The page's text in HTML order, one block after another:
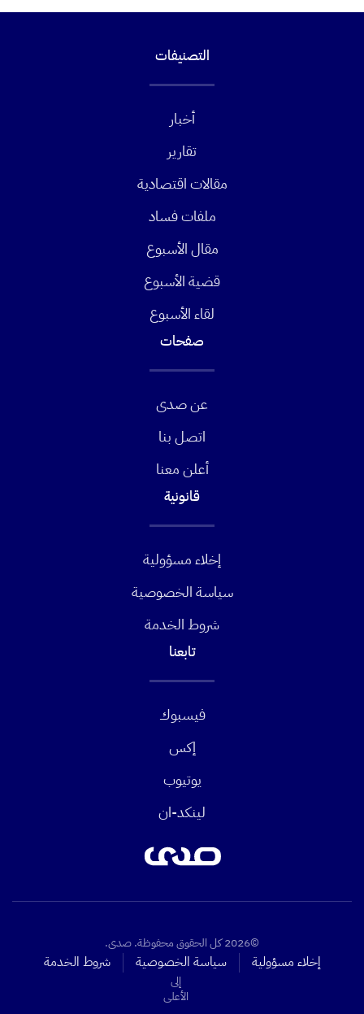
التصنيفات
أخبار
تقارير
مقالات اقتصادية
ملفات فساد
مقال الأسبوع
قضية الأسبوع
لقاء الأسبوع
صفحات
عن صدى
اتصل بنا
أعلن معنا
قانونية
إخلاء مسؤولية
سياسة الخصوصية
شروط الخدمة
تابعنا
فيسبوك
إكس
يوتيوب
لينكد-ان
©2026 كل الحقوق محفوظة. صدى.
إخلاء مسؤولية سياسة الخصوصية شروط الخدمة
إلى
الأعلى